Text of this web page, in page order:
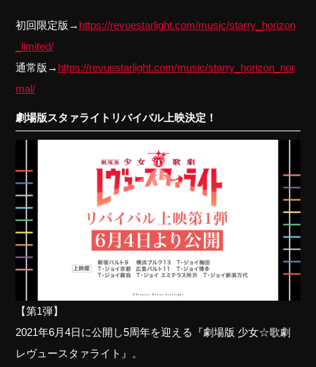
初回限定版→ https://revuestarlight.com/music/starry_horizon
_limited/
通常版→ https://revuestarlight.com/music/starry_horizon_nor
mal/
劇場版スタァライトリバイバル上映決定！
【第1弾】
2021年6月4日に公開し5周年を迎える『劇場版 少女☆歌劇
レヴュースタァライト』。